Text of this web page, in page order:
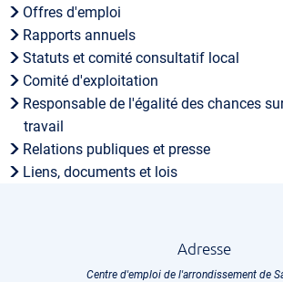
Offres d'emploi
Rapports annuels
Statuts et comité consultatif local
Comité d'exploitation
Responsable de l'égalité des chances
travail
Relations publiques et presse
Liens, documents et lois
Adresse
Centre d'emploi de l'arrondissement de